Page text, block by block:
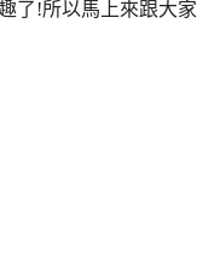
了!所以馬上來跟大家